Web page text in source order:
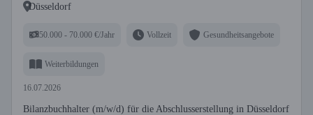
Düsseldorf
50.000 - 70.000 €/Jahr Vollzeit Gesundheitsangebote
Weiterbildungen
16.07.2026
Bilanzbuchhalter (m/w/d) für die Abschlusserstellung in Düsseldorf